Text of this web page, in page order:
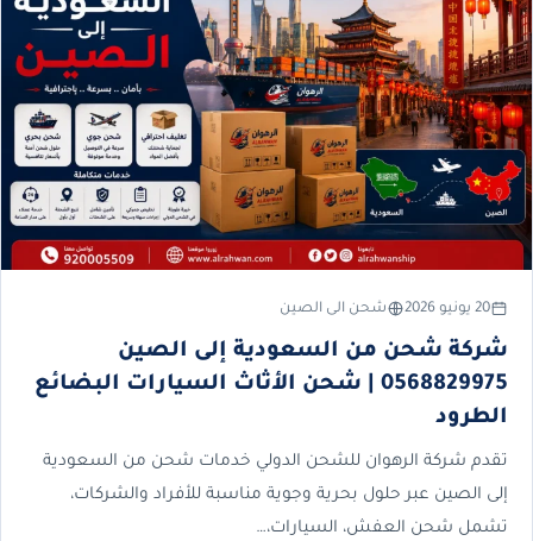
20 يونيو 2026 شحن الى الصين
شركة شحن من السعودية إلى الصين
0568829975 | شحن الأثاث السيارات البضائع
الطرود
تقدم شركة الرهوان للشحن الدولي خدمات شحن من السعودية
إلى الصين عبر حلول بحرية وجوية مناسبة للأفراد والشركات،
تشمل شحن العفش، السيارات،…